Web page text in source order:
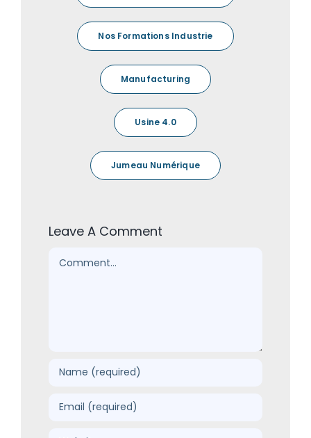
Nos Formations Industrie
Manufacturing
Usine 4.0
Jumeau Numérique
Leave A Comment
Comment